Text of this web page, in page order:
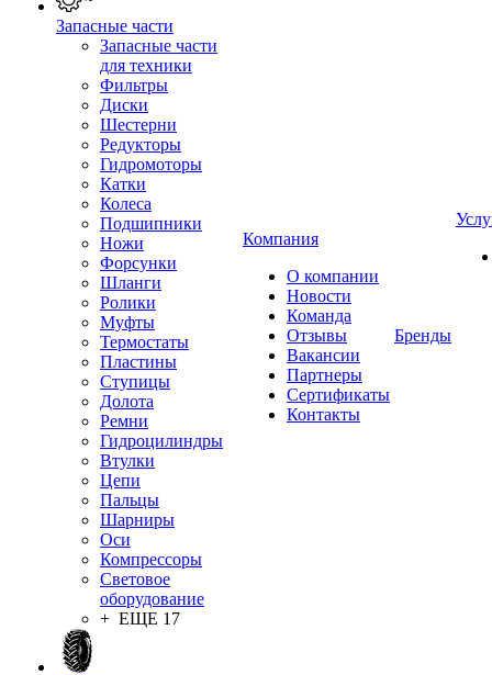
Запасные части
Запасные части
для техники
Фильтры
Диски
Шестерни
Редукторы
Гидромоторы
Катки
Колеса
Подшипники
Ножи
Форсунки
Шланги
Ролики
Муфты
Термостаты
Пластины
Ступицы
Долота
Ремни
Гидроцилиндры
Втулки
Цепи
Пальцы
Шарниры
Оси
Компрессоры
Световое
оборудование
+ ЕЩЕ 17
Компания
О компании
Новости
Команда
Отзывы
Вакансии
Партнеры
Сертификаты
Контакты
Бренды